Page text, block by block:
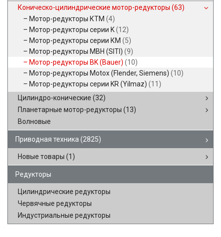
Коническо-цилиндрические мотор-редукторы (63)
Мотор-редукторы КТМ (4)
Мотор-редукторы серии K(12)
Мотор-редукторы серии КМ (5)
Мотор-редукторы MBH (SITI) (9)
Мотор-редукторы BK (Bauer) (10)
Мотор-редукторы Motox (Flender, Siemens) (10)
Мотор-редукторы серии KR (Yilmaz) (11)
Цилиндро-конические (32)
Планетарные мотор-редукторы (13)
Волновые
Приводная техника (2825)
Новые товары (1)
Редукторы
Цилиндрические редукторы
Червячные редукторы
Индустриальные редукторы